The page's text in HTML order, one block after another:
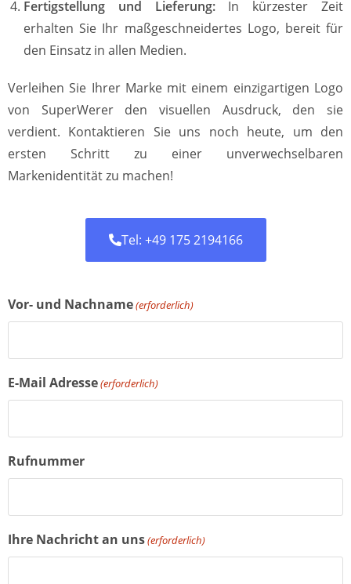
Fertigstellung und Lieferung:In kürzester Zeit
erhalten Sie Ihr maßgeschneidertes Logo, bereit für
den Einsatz in allen Medien.
Verleihen Sie Ihrer Marke mit einem einzigartigen Logo
von SuperWerer den visuellen Ausdruck, den sie
verdient. Kontaktieren Sie uns noch heute, um den
ersten Schritt zu einer unverwechselbaren
Markenidentität zu machen!
Tel: +49 175 2194166
Vor- und Nachname(erforderlich)
E-Mail Adresse(erforderlich)
Rufnummer
Ihre Nachricht an uns(erforderlich)